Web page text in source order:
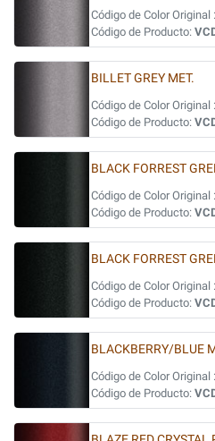
Código de Color Original :
Código de Producto:
BILLET GREY MET.
Código de Color Original :
Código de Producto:
BLACK FORREST
Código de Color Original :
Código de Producto:
BLACK FORREST
Código de Color Original :
Código de Producto:
BLACKBERRY/BLUE
Código de Color Original :
Código de Producto: